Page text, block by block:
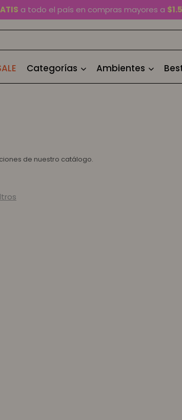
a todo el país en compras mayores a
Montevideo,envío en 2 horasdisponible
y devoluciones gratispor 30 días
a todo el país en compras mayores a
Categorías Ambientes
de nuestro catálogo.